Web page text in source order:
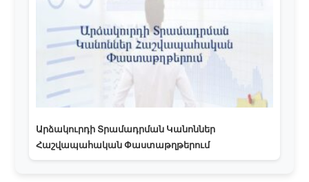
Արձակուրդի Տրամադրման Կանոններ
Հաշվապահական Փաստաթղթերում